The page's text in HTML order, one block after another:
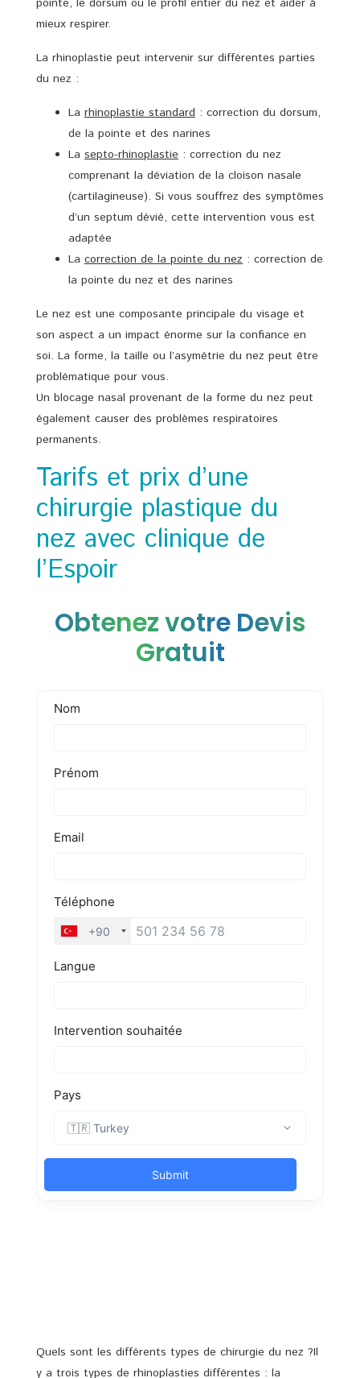
mieux respirer.
La rhinoplastie peut intervenir sur différentes parties
du nez :
La rhinoplastie standard : correction du dorsum,
de la pointe et des narines
La septo-rhinoplastie : correction du nez
comprenant la déviation de la cloison nasale
(cartilagineuse). Si vous souffrez des symptômes
d’un septum dévié, cette intervention vous est
adaptée
La correction de la pointe du nez : correction de
la pointe du nez et des narines
Le nez est une composante principale du visage et
son aspect a un impact énorme sur la confiance en
soi. La forme, la taille ou l’asymétrie du nez peut être
problématique pour vous.
Un blocage nasal provenant de la forme du nez peut
également causer des problèmes respiratoires
permanents.
Tarifs et prix d’une
chirurgie plastique du
nez avec clinique de
l’Espoir
Obtenez votre Devis
Gratuit
Quels sont les différents types de chirurgie du nez ?Il
y a trois types de rhinoplasties différentes : la